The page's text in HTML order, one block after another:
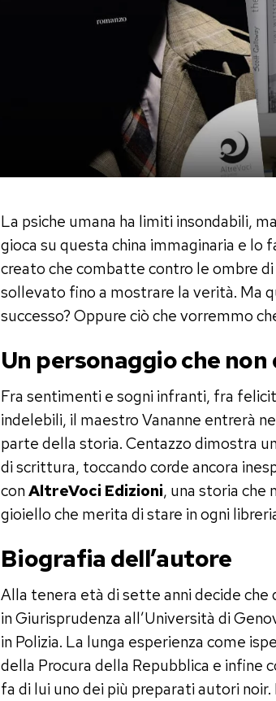
La psiche umana ha limiti insondabili,
gioca su questa china immaginaria e lo
creato che combatte contro le ombre
sollevato fino a mostrare la verità. Ma
successo? Oppure ciò che vorremmo
Un personaggio che
Fra sentimenti e sogni infranti, fra
indelebili, il maestro Vananne entrerà
parte della storia. Centazzo dimostra
di scrittura, toccando corde ancora
conAltreVoci Edizioni, una storia che
gioiello che merita di stare in ogni
Biografia dell’autore
Alla tenera età di sette anni decide
in Giurisprudenza all’Università di
in Polizia. La lunga esperienza come
della Procura della Repubblica e infine
fa di lui uno dei più preparati autori